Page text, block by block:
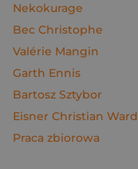
Nekokurage
Bec Christophe
Valérie Mangin
Garth Ennis
Bartosz Sztybor
Eisner Christian Ward
Praca zbiorowa